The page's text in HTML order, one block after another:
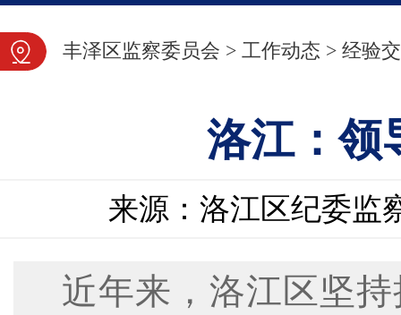
图片新闻
丰泽区监察委员会 > 工作动态 > 经验
洛江：领
来源：洛江区纪委监
近年来，洛江区坚